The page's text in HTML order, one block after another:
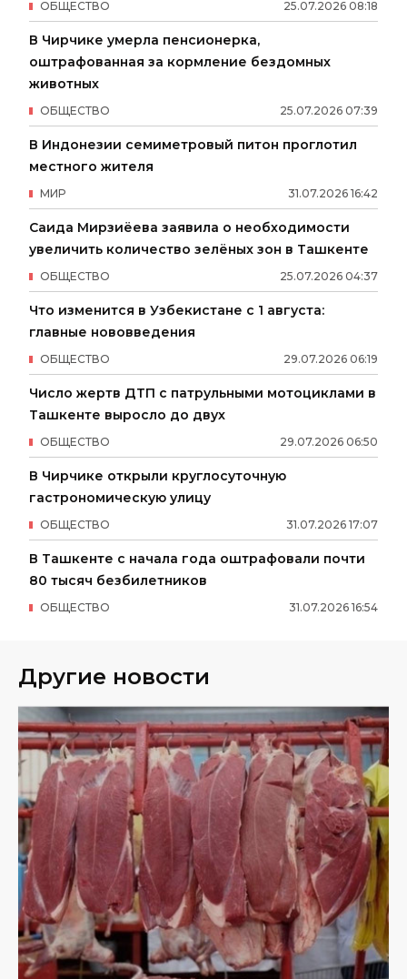
25.07.2026 08:18
ОБЩЕСТВО
В Чирчике умерла пенсионерка,
оштрафованная за кормление бездомных
животных
25.07.2026 07:39
ОБЩЕСТВО
В Индонезии семиметровый питон проглотил
местного жителя
31.07.2026 16:42
МИР
Саида Мирзиёева заявила о необходимости
увеличить количество зелёных зон в Ташкенте
25.07.2026 04:37
ОБЩЕСТВО
Что изменится в Узбекистане с 1 августа:
главные нововведения
29.07.2026 06:19
ОБЩЕСТВО
Число жертв ДТП с патрульными мотоциклами в
Ташкенте выросло до двух
29.07.2026 06:50
ОБЩЕСТВО
В Чирчике открыли круглосуточную
гастрономическую улицу
31.07.2026 17:07
ОБЩЕСТВО
В Ташкенте с начала года оштрафовали почти
80 тысяч безбилетников
31.07.2026 16:54
ОБЩЕСТВО
Другие новости